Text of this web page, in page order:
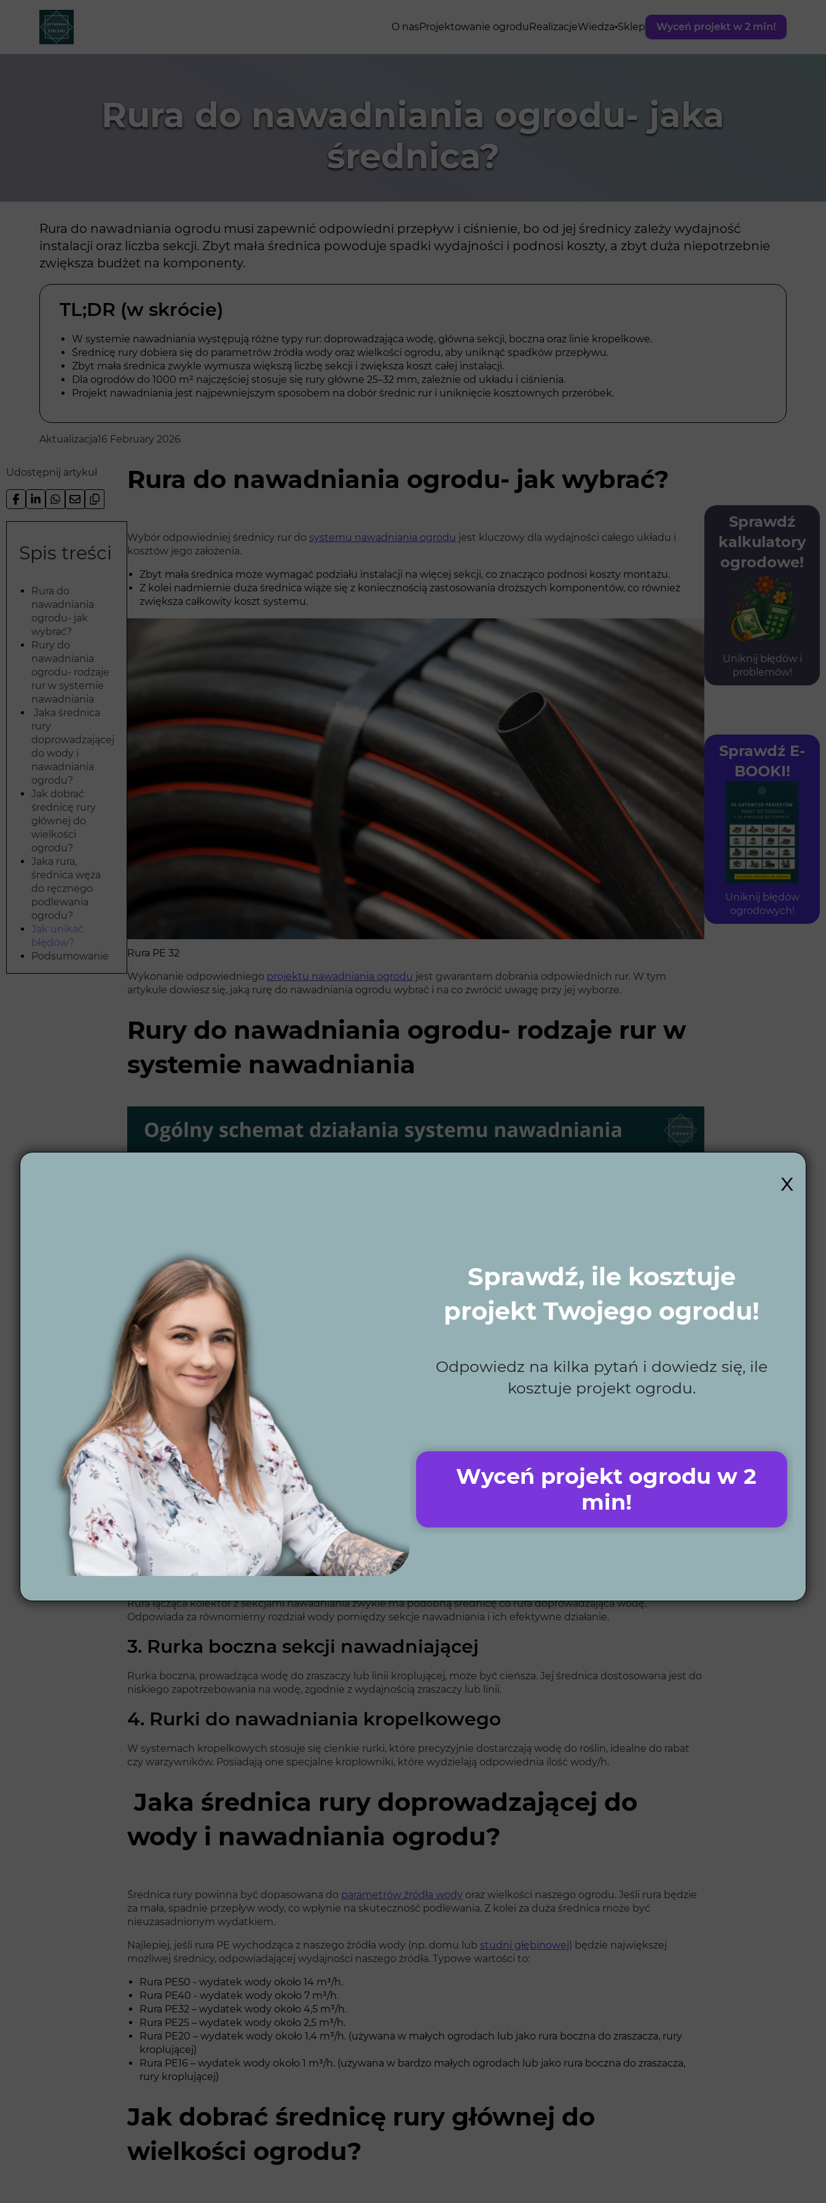
O nasProjektowanie ogrodu RealizacjeWiedza Sklep Wyceń projekt w 2 min!
Rura do nawadniania ogrodu- jaka
średnica?
Rura do nawadniania ogrodu musi zapewnić odpowiedni przepływ i ciśnienie, bo od jej średnicy zależy wydajność
instalacji oraz liczba sekcji. Zbyt mała średnica powoduje spadki wydajności i podnosi koszty, a zbyt duża niepotrzebnie
zwiększa budżet na komponenty.
TL;DR (w skrócie)
W systemie nawadniania występują różne typy rur: doprowadzająca wodę, główna sekcji, boczna oraz linie kropelkowe.
Średnicę rury dobiera się do parametrów źródła wody oraz wielkości ogrodu, aby uniknąć spadków przepływu.
Zbyt mała średnica zwykle wymusza większą liczbę sekcji i zwiększa koszt całej instalacji.
Dla ogrodów do 1000 m² najczęściej stosuje się rury główne 25–32 mm, zależnie od układu i ciśnienia.
Projekt nawadniania jest najpewniejszym sposobem na dobór średnic rur i uniknięcie kosztownych przeróbek.
Aktualizacja16 February 2026
Udostępnij artykuł
Spis treści
Rura do
nawadniania
ogrodu- jak
wybrać?
Rury do
nawadniania
ogrodu- rodzaje
rur w systemie
nawadniania
Jaka średnica
rury
doprowadzającej
do wody i
nawadniania
ogrodu?
Jak dobrać
średnicę rury
głównej do
wielkości
ogrodu?
Jaka rura,
średnica węża
do ręcznego
podlewania
ogrodu?
Jak unikać
błędów?
Podsumowanie
Rura do nawadniania ogrodu- jak wybrać?
Wybór odpowiedniej średnicy rur do systemu nawadniania ogrodu jest kluczowy dla wydajności całego układu i
kosztów jego założenia.
Zbyt mała średnica może wymagać podziału instalacji na więcej sekcji, co znacząco podnosi koszty montażu.
Z kolei nadmiernie duża średnica wiąże się z koniecznością zastosowania droższych komponentów, co również
zwiększa całkowity koszt systemu.
Rura PE 32
Wykonanie odpowiedniego projektu nawadniania ogrodu jest gwarantem dobrania odpowiednich rur. W tym
artykule dowiesz się, jaką rurę do nawadniania ogrodu wybrać i na co zwrócić uwagę przy jej wyborze.
Rury do nawadniania ogrodu- rodzaje rur w
systemie nawadniania
Rury w systemie nawadniania
1. Rura doprowadzająca wodę (rura główna)
Rura główna, dostarczająca wodę z podlicznika ogrodowego
, studni głębinowej lub zbiornika, powinna zapewniać
odpowiedni przepływ, nie ograniczając wydajności. Rura ta prowadzi wodę do kolektora z elektrozaworami, który
rozdziela sekcje nawadniania. W przypadku podlicznika ogrodowego warto rozważyć jego większy rozmiar. Jeśli woda
pochodzi ze
zbiornika na deszczówkęlub studni głębinowej, średnica rury musi być dopasowana do pompy
zasilającej (jej mocy i wydatku).
2. Rura główna sekcji nawadniającej
Rura łącząca kolektor z sekcjami nawadniania zwykle ma podobną średnicę co rura doprowadzająca wodę.
Odpowiada za równomierny rozdział wody pomiędzy sekcje nawadniania i ich efektywne działanie.
3. Rurka boczna sekcji nawadniającej
Rurka boczna, prowadząca wodę do zraszaczy lub linii kroplującej, może być cieńsza. Jej średnica dostosowana jest do
niskiego zapotrzebowania na wodę, zgodnie z wydajnością zraszaczy lub linii.
4. Rurki do nawadniania kropelkowego
W systemach kropelkowych stosuje się cienkie rurki, które precyzyjnie dostarczają wodę do roślin, idealne do rabat
czy warzywników. Posiadają one specjalne kroplowniki, które wydzielają odpowiednia ilość wody/h.
Jaka średnica rury doprowadzającej do
wody i nawadniania ogrodu?
Średnica rury powinna być dopasowana do parametrów źródła wody oraz wielkości naszego ogrodu. Jeśli rura będzie
za mała, spadnie przepływ wody, co wpłynie na skuteczność podlewania. Z kolei za duża średnica może być
nieuzasadnionym wydatkiem.
Najlepiej, jeśli rura PE wychodząca z naszego źródła wody (np. domu lub studni głębinowej) będzie największej
możliwej średnicy, odpowiadającej wydajności naszego źródła. Typowe wartości to:
Rura PE50 - wydatek wody około 14 m³/h.
Rura PE40 - wydatek wody około 7 m³/h.
Rura PE32 – wydatek wody około 4,5 m³/h.
Rura PE25 – wydatek wody około 2,5 m³/h.
Rura PE20 – wydatek wody około 1,4 m³/h. (używana w małych ogrodach lub jako rura boczna do zraszacza, rury
kroplującej)
Rura PE16 – wydatek wody około 1 m³/h. (używana w bardzo małych ogrodach lub jako rura boczna do zraszacza,
rury kroplującej)
Jak dobrać średnicę rury głównej do
wielkości ogrodu?
Sprawdź
kalkulatory
ogrodowe!
Uniknij błędów i
problemów!
Sprawdź E-
BOOKI!
Uniknij błędów
ogrodowych!
x
Sprawdź, ile kosztuje
projekt Twojego ogrodu!
Odpowiedz na kilka pytań i dowiedz się, ile
kosztuje projekt ogrodu.
Wyceń projekt ogrodu w 2
min!